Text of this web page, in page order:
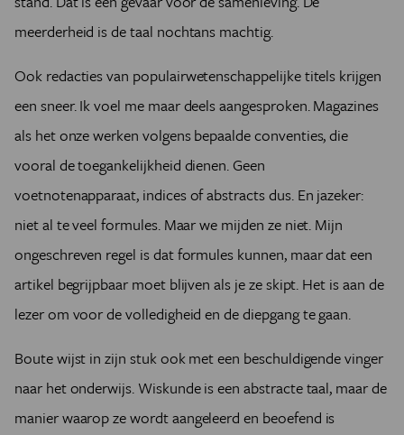
meerderheid is de taal nochtans machtig.
Ook redacties van populairwetenschappelijke titels krijgen
een sneer. Ik voel me maar deels aangesproken. Magazines
als het onze werken volgens bepaalde conventies, die
vooral de toegankelijkheid dienen. Geen
voetnotenapparaat, indices of abstracts dus. En jazeker:
niet al te veel formules. Maar we mijden ze niet. Mijn
ongeschreven regel is dat formules kunnen, maar dat een
artikel begrijpbaar moet blijven als je ze skipt. Het is aan de
lezer om voor de volledigheid en de diepgang te gaan.
Boute wijst in zijn stuk ook met een beschuldigende vinger
naar het onderwijs. Wiskunde is een abstracte taal, maar de
manier waarop ze wordt aangeleerd en beoefend is